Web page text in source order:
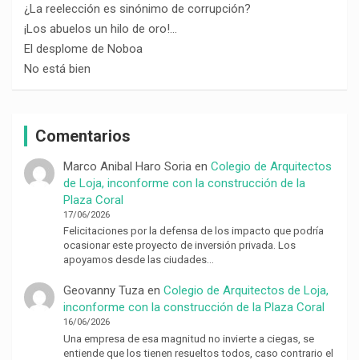
¿La reelección es sinónimo de corrupción?
¡Los abuelos un hilo de oro!…
El desplome de Noboa
No está bien
Comentarios
Marco Anibal Haro Soriaen Colegio de Arquitectos
de Loja, inconforme con la construcción de la
Plaza Coral
17/06/2026
Felicitaciones por la defensa de los impacto que podría
ocasionar este proyecto de inversión privada. Los
apoyamos desde las ciudades…
Geovanny Tuzaen Colegio de Arquitectos de Loja,
inconforme con la construcción de la Plaza Coral
16/06/2026
Una empresa de esa magnitud no invierte a ciegas, se
entiende que los tienen resueltos todos, caso contrario el